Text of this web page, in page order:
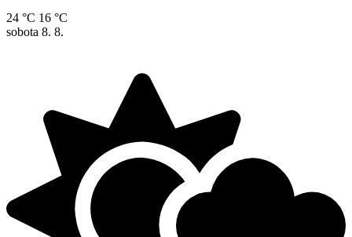
24 °C 16 °C
sobota 8. 8.